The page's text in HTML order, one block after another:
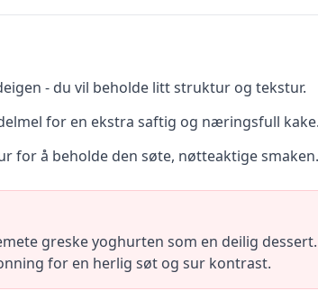
- du vil beholde litt struktur og tekstur.
for en ekstra saftig og næringsfull kake.
for å beholde den søte, nøtteaktige smaken.
greske yoghurten som en deilig
for en herlig søt og sur kontrast.